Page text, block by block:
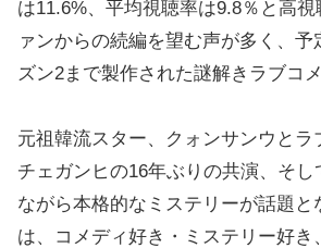
は11.6%、平均視聴率は9.8％と高
ァンからの続編を望む声が多く、予
ズン2まで製作された謎解きラブコメ
元祖韓流スター、クォンサンウとラ
チェガンヒの16年ぶりの共演、そし
ながら本格的なミステリーが話題と
は、コメディ好き・ミステリー好き